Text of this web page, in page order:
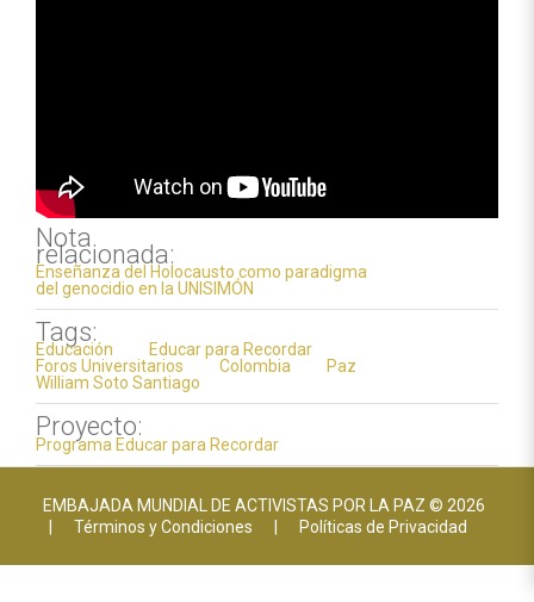
Nota
relacionada:
Enseñanza del Holocausto como paradigma
del genocidio en la UNISIMÓN
Tags:
Educación
Educar para Recordar
Foros Universitarios
Colombia
Paz
William Soto Santiago
Proyecto:
Programa Educar para Recordar
EMBAJADA MUNDIAL DE ACTIVISTAS POR LA PAZ © 2026
Términos y Condiciones Políticas de Privacidad